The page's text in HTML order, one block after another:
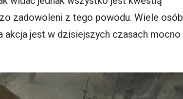
zadowoleni z tego powodu. Wiele osób
akcja jest w dzisiejszych czasach mocno